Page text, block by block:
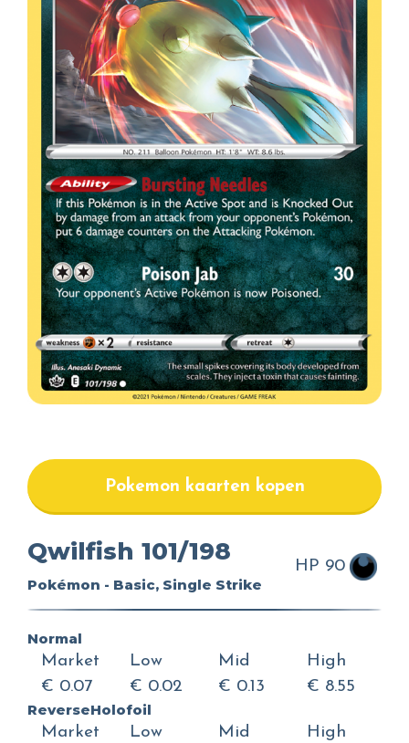
Pokemon kaarten kopen
Qwilfish 101/198
Pokémon - Basic, Single Strike
HP 90
Normal
Market
€ 0.07
Low
€ 0.02
Mid
€ 0.13
High
€ 8.55
ReverseHolofoil
Market
Low
Mid
High